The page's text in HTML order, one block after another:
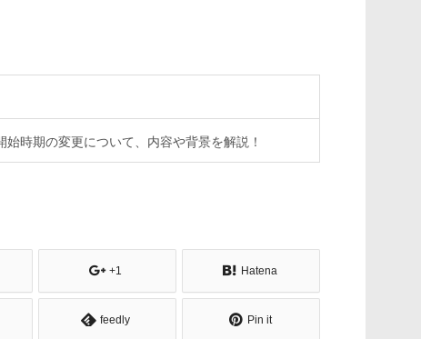
時期の変更について、内容や背景を解説！
+1 Hatena
feedly Pin it